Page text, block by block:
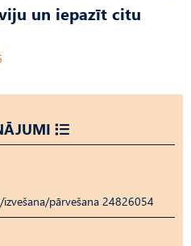
un iepazīt citu
pārvešana 24826054